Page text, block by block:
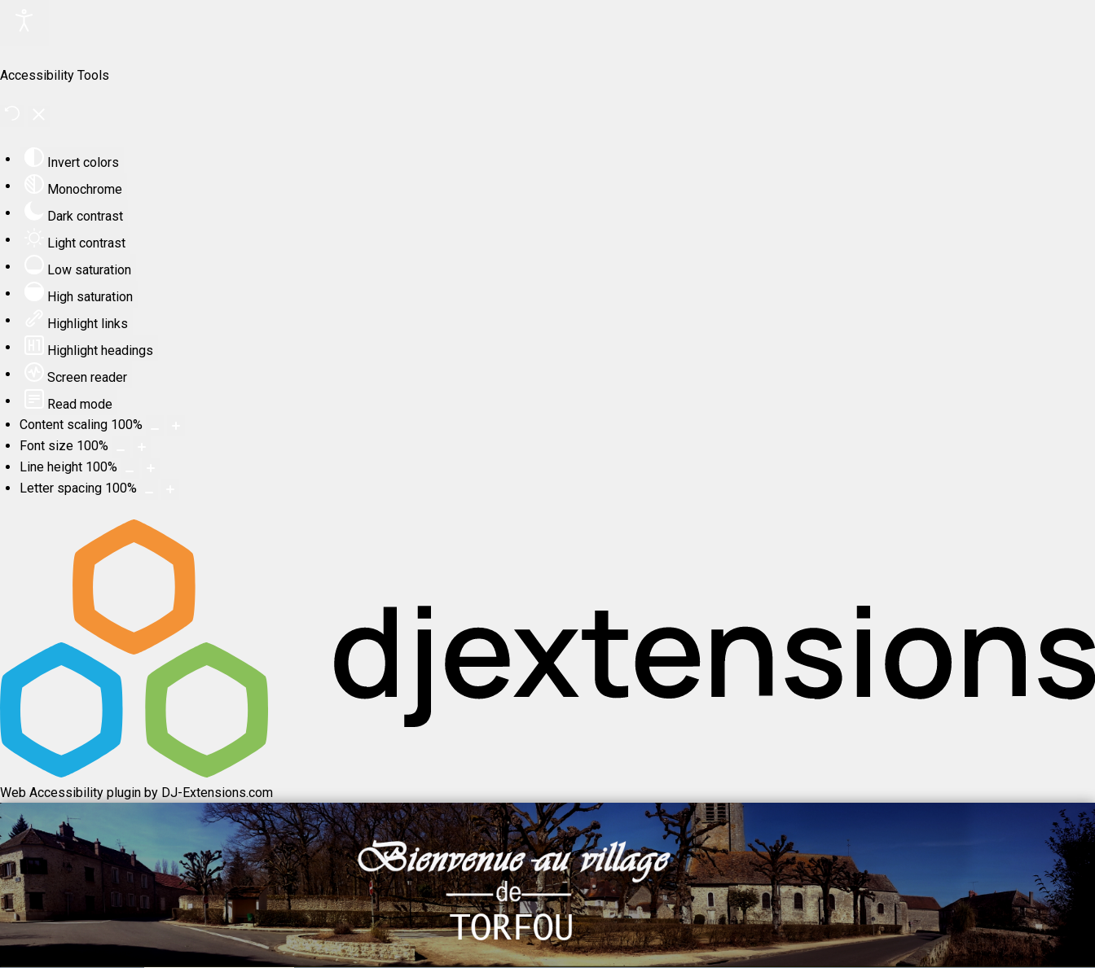
Accessibility Tools
Invert colors
Monochrome
Dark contrast
Light contrast
Low saturation
High saturation
Highlight links
Highlight headings
Screen reader
Read mode
Content scaling 100%
Font size 100%
Line height 100%
Letter spacing 100%
Web Accessibility plugin by DJ-Extensions.com